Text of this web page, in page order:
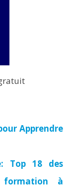
Apprendre
Top 18 des
formation à